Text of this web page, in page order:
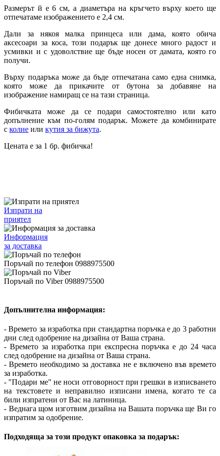
Размерът й е 6 см, а диаметъра на кръгчето върху което ще
отпечатаме изображението е 2,4 см.
Дали за някоя малка принцеса или дама, която обича
аксесоари за коса, този подарък ще донесе много радост и
усмивки и с удоволствие ще бъде носен от дамата, която го
получи.
Върху подаръка може да бъде отпечатана само една снимка,
която може да прикачите от бутона за добавяне на
изображение намиращ се на тази страница.
Фибичката може да се подари самостоятелно или като
допълнение към по-голям подарък. Можете да комбинирате
с колие или кутия за бижута.
Цената е за 1 бр. фибичка!
Изпрати на
приятел
Информация
за доставка
Поръчай по телефон 0988975500
Поръчай по Viber 0988975500
Допълнителна информация:
- Времето за изработка при стандартна поръчка е до 3 работни
дни след одобрение на дизайна от Ваша страна.
- Времето за изработка при експресна поръчка е до 24 часа
след одобрение на дизайна от Ваша страна.
- Времето необходимо за доставка не е включено във времето
за изработка.
- "Подари ме" не носи отговорност при грешки в изписването
на текстовете и неправилно изписани имена, когато те са
били изпратени от Вас на латиница.
- Веднага щом изготвим дизайна на Вашата поръчка ще Ви го
изпратим за одобрение.
Подходяща за този продукт опаковка за подарък: